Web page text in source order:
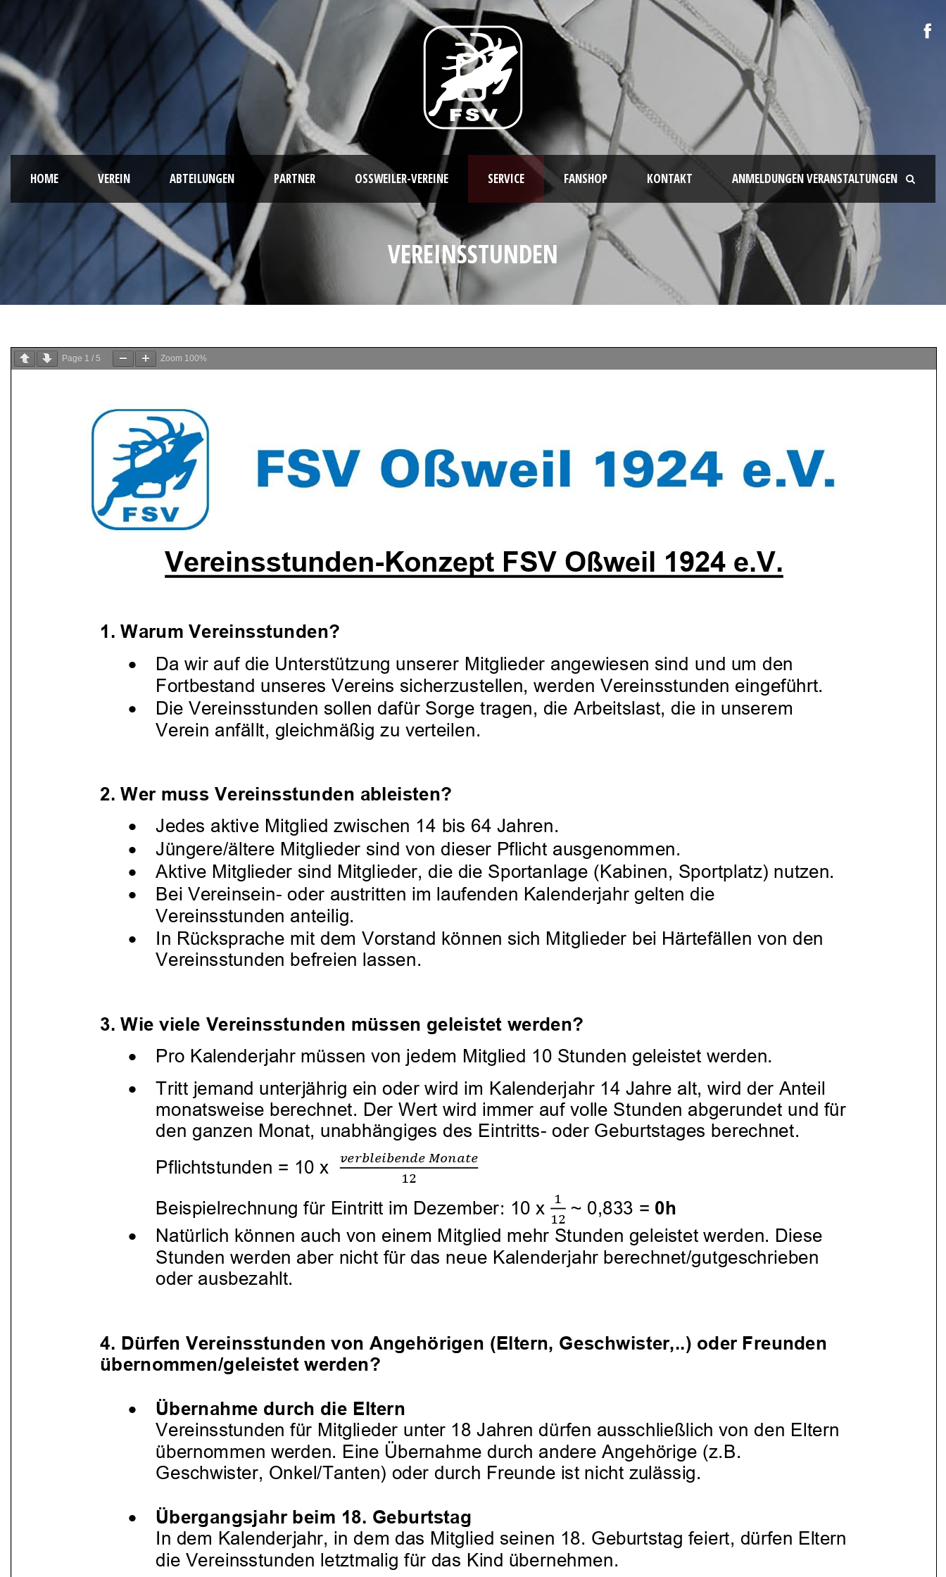
HOME VEREIN ABTEILUNGEN PARTNER OSSWEILER-VEREINE SERVICE FANSHOP KONTAKT ANMELDUNGEN VERANSTALTUNGEN
VEREINSSTUNDEN
Page 1 / 5 Zoom 100%